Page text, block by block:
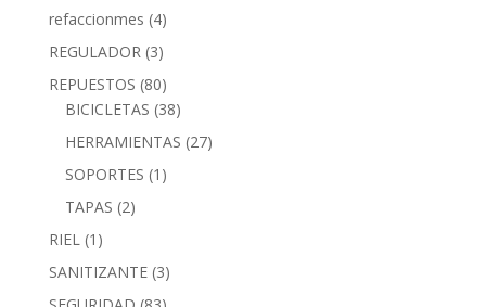
refaccionmes (4)
REGULADOR (3)
REPUESTOS (80)
BICICLETAS (38)
HERRAMIENTAS (27)
SOPORTES (1)
TAPAS (2)
RIEL (1)
SANITIZANTE (3)